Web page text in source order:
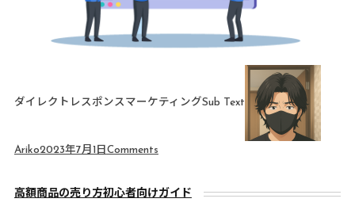
ダイレクトレスポンスマーケティングSub Text
Ariko2023年7月1日 Comments
高額商品の売り方初心者向けガイド